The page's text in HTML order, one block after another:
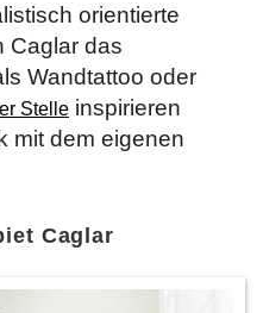
orientierte
Caglar das
Wandtattoo oder
Stelle inspirieren
mit dem eigenen
Caglar